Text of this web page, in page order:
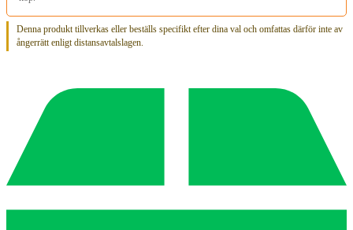
Denna produkt tillverkas eller beställs specifikt efter dina val och omfattas därför inte av
ångerrätt enligt distansavtalslagen.